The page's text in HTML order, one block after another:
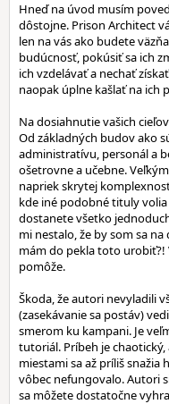
Hneď na úvod musím
dôstojne. Prison Architect
len na vás ako budete
budúcnosť, pokúsiť sa ich
ich vzdelávať a nechať
naopak úplne kašlať na ich
Na dosiahnutie vašich
Od základných budov ako
administratívu, personál a
ošetrovne a učebne.
napriek skrytej
kde iné podobné tituly
dostanete všetko
mi nestalo, že by som sa
mám do pekla toto
pomôže.
Škoda, že autori nevyladili
(zasekávanie sa postáv)
smerom ku kampani. Je
tutoriál. Príbeh je
miestami sa až príliš
vôbec nefungovalo. Autori
sa môžete dostatočne